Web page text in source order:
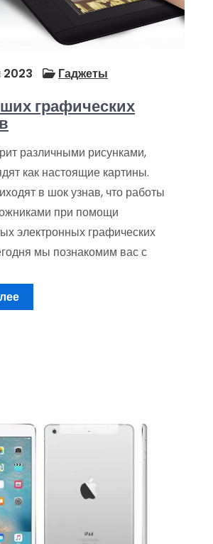
2023 Гаджеты
графических
различными рисунками,
как настоящие картины.
в шок узнав, что работы
при помощи
электронных графических
мы познакомим вас с